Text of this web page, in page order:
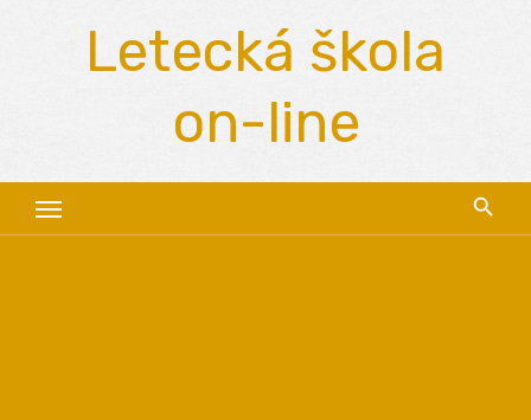
Letecká škola
on-line